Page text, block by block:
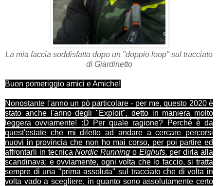
La mia faccia soddisfatta dopo un "doppio loop" sul tracciato
di Giardinetto
Buon pomeriggio amici e Amiche!
Nonostante l'anno un pò particolare - per me, questo 2020 è
stato anche l'anno degli "Exploit", detto in maniera molto
leggera ovviamente! :D Per quale ragione? Perché è da
quest'estate che mi diletto ad andare a cercare percorsi
nuovi in provincia che non ho mai corso, per poi partire ed
affrontarli in tecnicaNordic Running o Elghufs, per dirla alla
scandinava; e ovviamente, ogni volta che lo faccio, si tratta
sempre di una "prima assoluta" sul tracciato che di volta in
volta vado a scegliere, in quanto sono assolutamente certo